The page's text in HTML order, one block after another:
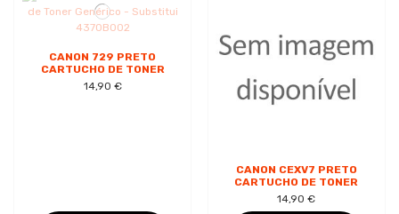
CANON 729 PRETO
CARTUCHO DE TONER
GENÉRICO -
SUBSTITUI 4370B002
14,90 €
CANON CEXV7 PRETO
CARTUCHO DE TONER
GENÉRICO -
SUBSTITUI 7814A002
14,90 €